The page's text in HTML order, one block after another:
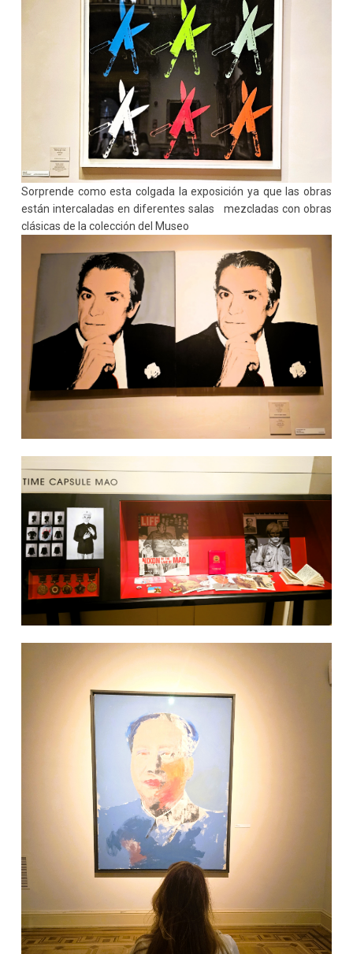
Sorprende como esta colgada la exposición ya que las obras
están intercaladas en diferentes salas mezcladas con obras
clásicas de la colección del Museo